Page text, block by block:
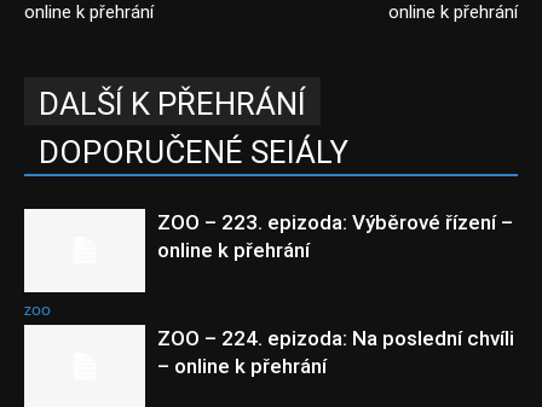
online k přehrání
online k přehrání
DALŠÍ K PŘEHRÁNÍ
DOPORUČENÉ SEIÁLY
ZOO
ZOO – 223. epizoda: Výběrové řízení –
online k přehrání
ZOO – 224. epizoda: Na poslední chvíli
– online k přehrání